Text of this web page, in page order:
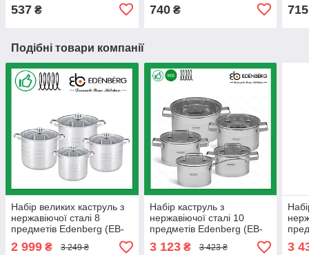
537 ₴ 740₴ 715
Подібні товари компанії
Набір великих каструль з
нержавіючої сталі 8
предметів Edenberg (EB-
521)
2 999 ₴ 3 249 ₴
Набір каструль з
нержавіючої сталі 10
предметів Edenberg (EB-
4090)
3 123₴ 3 423 ₴ 3